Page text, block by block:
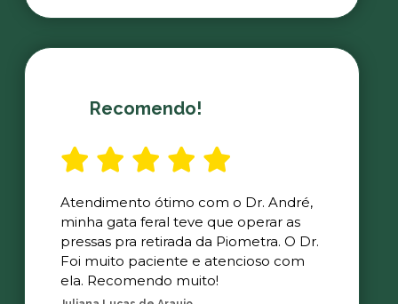
Recomendo!
Atendimento ótimo com o Dr. André,
minha gata feral teve que operar as
pressas pra retirada da Piometra. O Dr.
Foi muito paciente e atencioso com
ela. Recomendo muito!